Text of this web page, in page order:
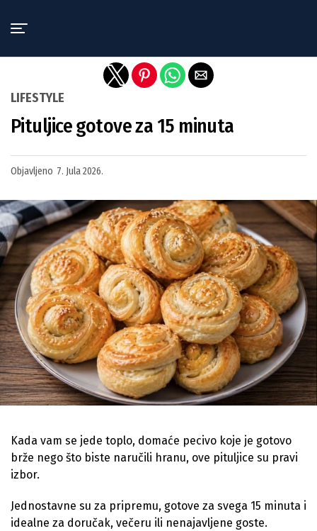
LIFESTYLE
Pituljice gotove za 15 minuta
Objavljeno 7. Jula 2026.
Kada vam se jede toplo, domaće pecivo koje je gotovo
brže nego što biste naručili hranu, ove pituljice su pravi
izbor.
Jednostavne su za pripremu, gotove za svega 15 minuta i
idealne za doručak, večeru ili nenajavljene goste.